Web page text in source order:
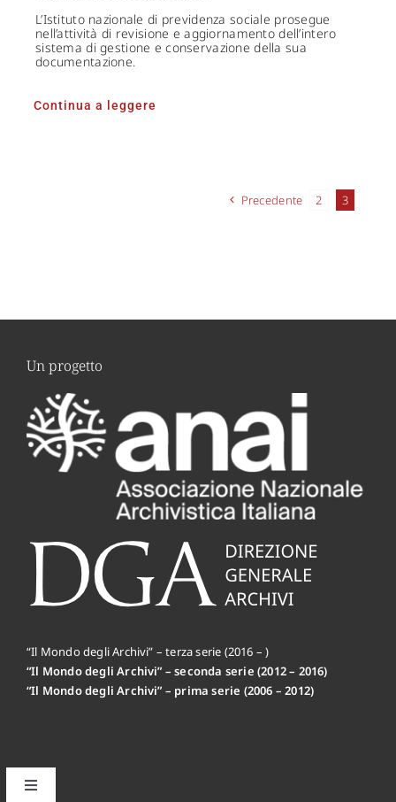
L’Istituto nazionale di previdenza sociale prosegue
nell’attività di revisione e aggiornamento dell’intero
sistema di gestione e conservazione della sua
documentazione.
Continua a leggere
Precedente 2 3
Un progetto
“Il Mondo degli Archivi” – terza serie (2016 – )
“Il Mondo degli Archivi” – seconda serie (2012 – 2016)
“Il Mondo degli Archivi” – prima serie (2006 – 2012)
Toggle